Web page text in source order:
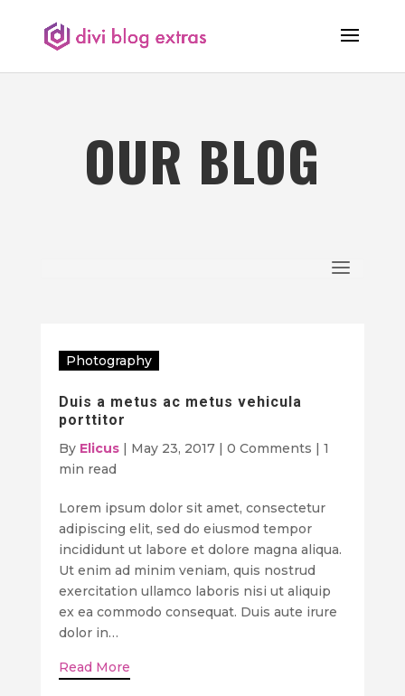
OUR BLOG
Photography
Duis a metus ac metus vehicula
porttitor
By Elicus| May 23, 2017| 0 Comments | 1
min read
Lorem ipsum dolor sit amet, consectetur
adipiscing elit, sed do eiusmod tempor
incididunt ut labore et dolore magna aliqua.
Ut enim ad minim veniam, quis nostrud
exercitation ullamco laboris nisi ut aliquip
ex ea commodo consequat. Duis aute irure
dolor in…
Read More